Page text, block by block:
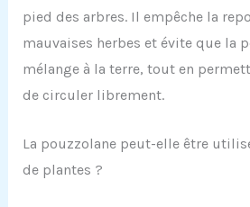
pied des arbres. Il empêche la
mauvaises herbes et évite que la
mélange à la terre, tout en
de circuler librement.
La pouzzolane peut-elle être
de plantes ?